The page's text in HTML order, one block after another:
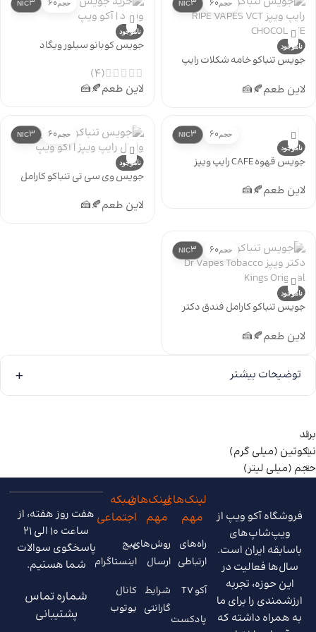
برند
نیکوتین (میلی گرم)
حجم (میلی لیتر)
حجم60
3
NIC
ناموجود
جویس تنباکو خامه شکلات رایپ
CHOCOLATE
لاین طعم🍂
🍰
حجم60
3
NIC
ناموجود
جویس کوبانو سیلور ویگاد
(4)
لاین طعم🍂
🍰
حجم60
3
NIC
ناموجود
جویس قهوه CAFE رایپ ویپز
لاین طعم🍂
🍰
حجم60
3
NIC
ناموجود
جویس وی سی تی تنباکو کارامل
لاین طعم🍂
🍰
حجم60
3
NIC
ناموجود
جویس تنباکو کارامل فندق دکتر
Original
لاین طعم🍂
🍰
توضیحات بیشتر
فروشگاه آکو ویپ از
ویپ‌شاپ‌های
باسابقه ایران است.
سال‌ها فعالیت در
این حوزه، تجربه
ارزشمندی را برای ما
به همراه داشته که
لینک‌های
مهم
راه‌های
ارتباطی
آکو TV
پادکست
لینک‌های
مهم
روش‌های
ارسال
شرایط
گارانتی
شبکه
اجتماعی
پیج
اینستاگرام
کانال
یوتوب
هفت روز هفته، از
ساعت 10 الی 21
پاسخگوی سوالات
شما هستیم.
شماره تماس
پشتیبانی